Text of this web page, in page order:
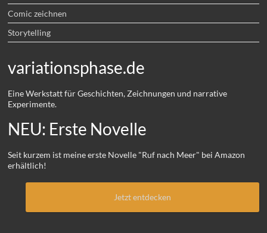
Comic zeichnen
Storytelling
variationsphase.de
Eine Werkstatt für Geschichten, Zeichnungen und narrative
Experimente.
NEU: Erste Novelle
Seit kurzem ist meine erste Novelle "Ruf nach Meer" bei Amazon
erhältlich!
Jetzt entdecken